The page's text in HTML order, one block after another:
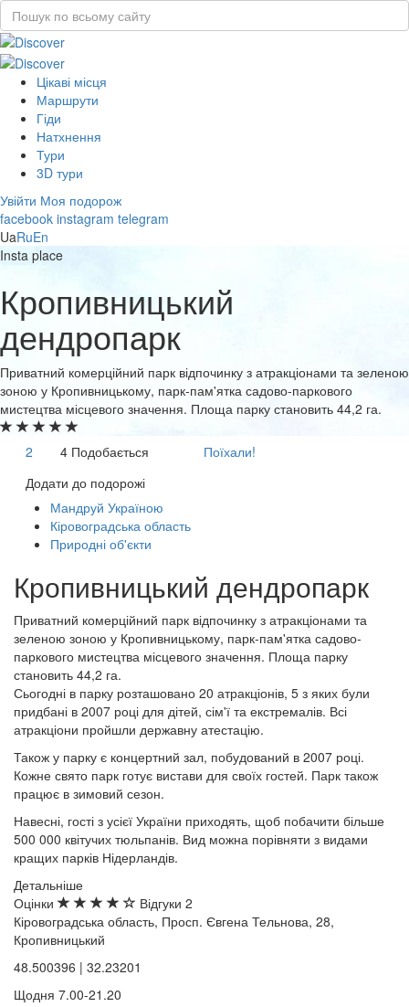
Цікаві місця
Маршрути
Гіди
Натхнення
Тури
3D тури
Увійти Моя подорож
facebook instagram telegram
UaRuEn
Insta place
Кропивницький
дендропарк
Приватний комерційний парк відпочинку з атракціонами та зеленою
зоною у Кропивницькому, парк-пам'ятка садово-паркового
мистецтва місцевого значення. Площа парку становить 44,2 га.
2 4 Подобається
Поїхали!
Додати до подорожі
Мандруй Україною
Кіровоградська область
Природні об'єкти
Кропивницький дендропарк
Приватний комерційний парк відпочинку з атракціонами та
зеленою зоною у Кропивницькому, парк-пам'ятка садово-
паркового мистецтва місцевого значення. Площа парку
становить 44,2 га.
Сьогодні в парку розташовано 20 атракціонів, 5 з яких були
придбані в 2007 році для дітей, сім'ї та екстремалів. Всі
атракціони пройшли державну атестацію.
Також у парку є концертний зал, побудований в 2007 році.
Кожне свято парк готує вистави для своїх гостей. Парк також
працює в зимовий сезон.
Навесні, гості з усієї України приходять, щоб побачити більше
500 000 квітучих тюльпанів. Вид можна порівняти з видами
кращих парків Нідерландів.
Детальніше
Оцінки
Відгуки 2
Кіровоградська область, Просп. Євгена Тельнова, 28,
Кропивницький
48.500396 | 32.23201
Щодня 7.00-21.20